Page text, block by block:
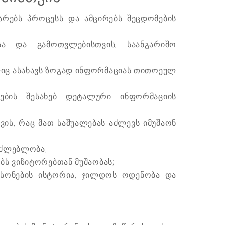
პროცესს და ამცირებს შეცდომების
და გამოთვლებისთვის, საანგარიშო
ასახავს ზოგად ინფორმაციას თითოეულ
შესახებ დეტალური ინფორმაციის
რაც მათ საშუალებას აძლევს იმუშაონ
ვიზიტორებთან მუშაობას;
ისტორია, ჯილდოს ოდენობა და